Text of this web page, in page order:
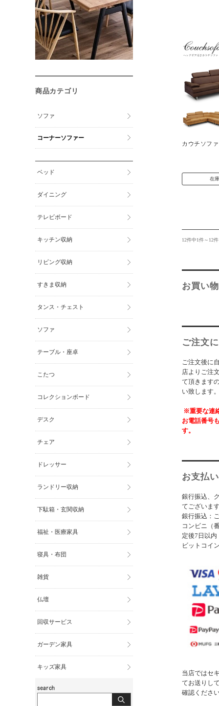
在
12件中1件～12
お買い
ご注文
ご注文後に
店よりご注
て頂きます
い致します
※重要な連
お電話番号
す。
お支払
銀行振込、
てございま
銀行振込：
コンビニ（
定後7日以内
ビットコイ
当店ではセ
てお送りし
確認くださ
商品カテゴリ
ソファ
コーナーソファー
ベッド
ダイニング
テレビボード
キッチン収納
リビング収納
すきま収納
タンス・チェスト
ソファ
テーブル・座卓
こたつ
コレクションボード
デスク
チェア
ドレッサー
ランドリー収納
下駄箱・玄関収納
福祉・医療家具
寝具・布団
雑貨
仏壇
回収サービス
ガーデン家具
キッズ家具